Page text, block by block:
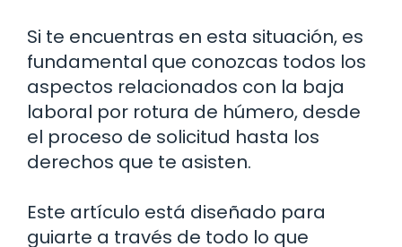
Si te encuentras en esta situación, es
fundamental que conozcas todos los
aspectos relacionados con la baja
laboral por rotura de húmero, desde
el proceso de solicitud hasta los
derechos que te asisten.
Este artículo está diseñado para
guiarte a través de todo lo que